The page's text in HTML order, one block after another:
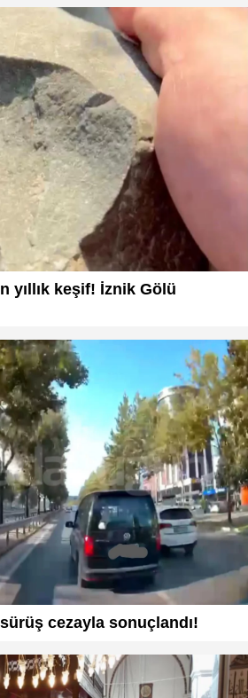
yıllık keşif! İznik Gölü
cezayla sonuçlandı!